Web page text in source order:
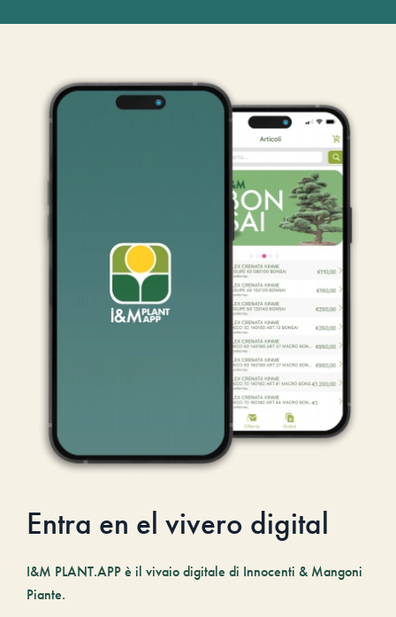
Entra en el vivero digital
I&M PLANT.APP è il vivaio digitale di Innocenti & Mangoni
Piante.